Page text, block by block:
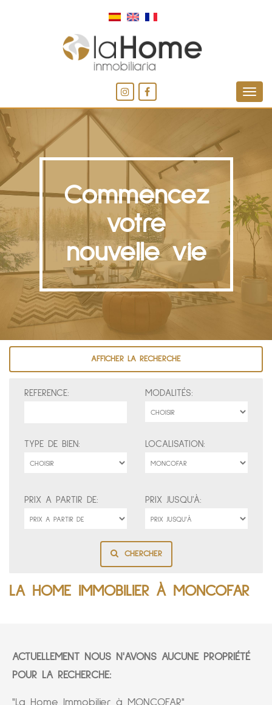
Commencez
votre
nouvelle vie
AFFICHER LA RECHERCHE
REFERENCE: MODALITÉS:
TYPE DE BIEN: LOCALISATION:
PRIX A PARTIR DE: PRIX JUSQU'À:
CHERCHER
LA HOME IMMOBILIER À MONCOFAR
ACTUELLEMENT NOUS N'AVONS AUCUNE PROPRIÉTÉ
POUR LA RECHERCHE: